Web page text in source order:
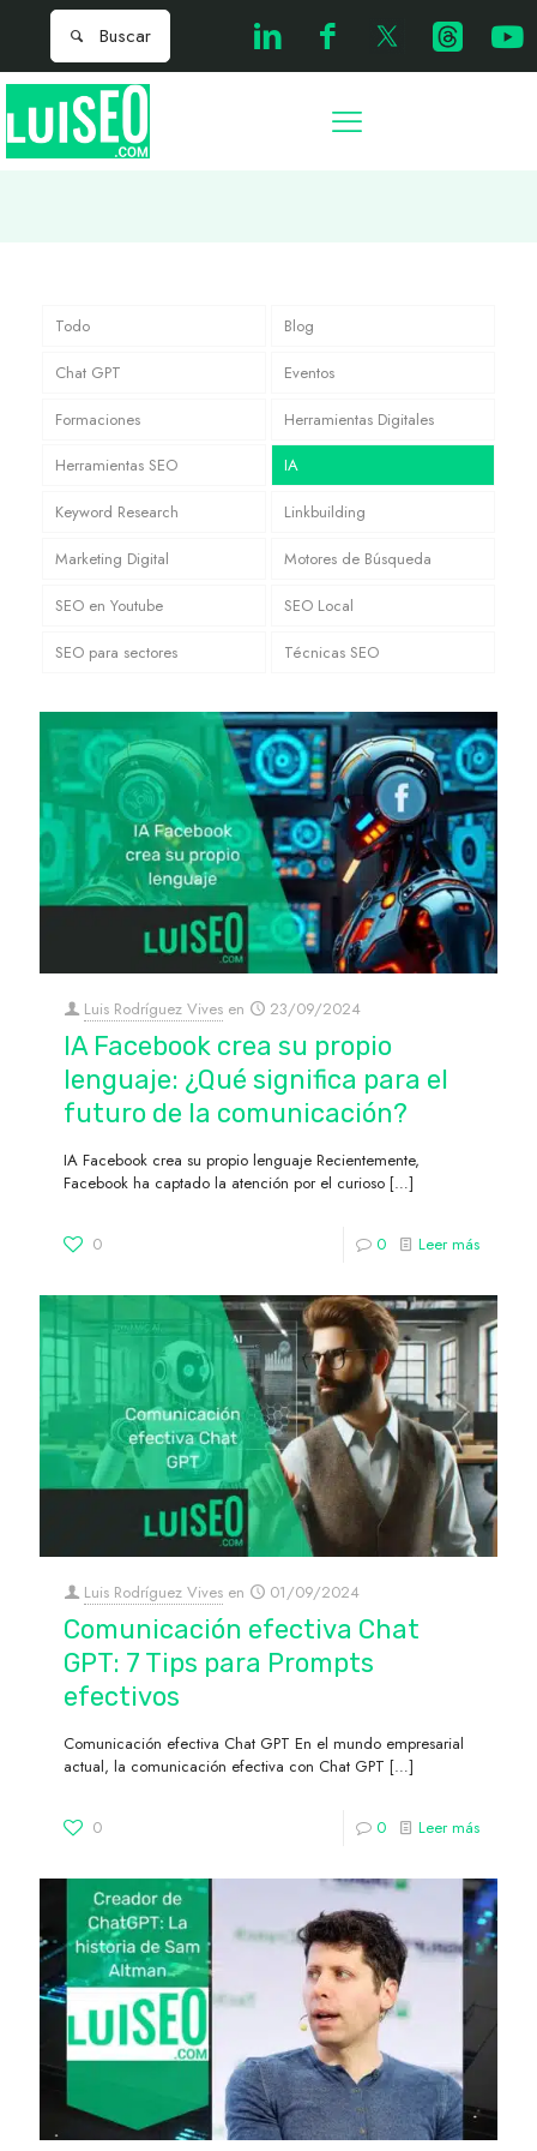
Todo Blog
Chat GPT Eventos
Formaciones Herramientas Digitales
Herramientas SEO IA
Keyword Research Linkbuilding
Marketing Digital Motores de Búsqueda
SEO en Youtube SEO Local
SEO para sectores Técnicas SEO
Luis Rodríguez Vives en 23/09/2024
IA Facebook crea su propio
lenguaje: ¿Qué significa para el
futuro de la comunicación?
IA Facebook crea su propio lenguaje Recientemente,
Facebook ha captado la atención por el curioso […]
0 0 Leer más
Luis Rodríguez Vives en 01/09/2024
Comunicación efectiva Chat
GPT: 7 Tips para Prompts
efectivos
Comunicación efectiva Chat GPT En el mundo empresarial
actual, la comunicación efectiva con Chat GPT […]
0 0 Leer más